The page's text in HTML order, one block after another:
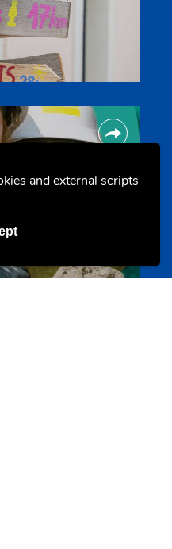
and external scripts